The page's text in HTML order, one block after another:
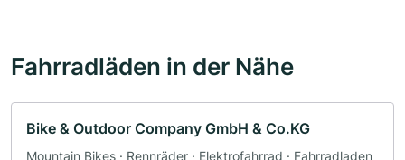
Fahrradläden in der Nähe
Bike & Outdoor Company GmbH & Co.KG
Mountain Bikes · Rennräder · Elektrofahrrad · Fahrradladen